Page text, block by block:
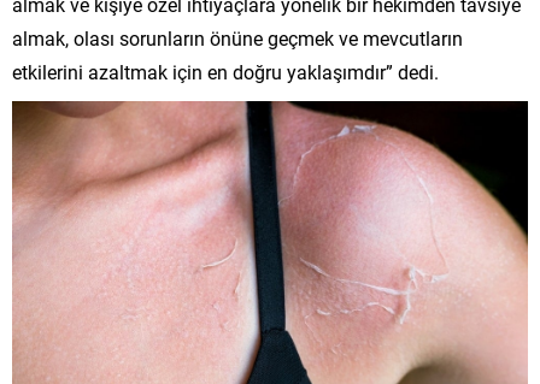
almak, olası sorunların önüne geçmek ve mevcutların
etkilerini azaltmak için en doğru yaklaşımdır” dedi.